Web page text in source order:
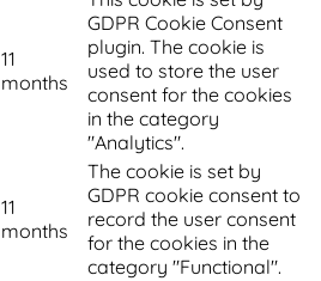
11
months
GDPR Cookie Consent
plugin. The cookie is
used to store the user
consent for the cookies
in the category
"Analytics".
11
months
The cookie is set by
GDPR cookie consent to
record the user consent
for the cookies in the
category "Functional".